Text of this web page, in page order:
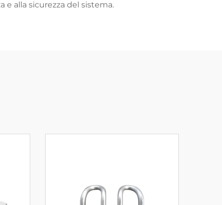
alla sicurezza del sistema.